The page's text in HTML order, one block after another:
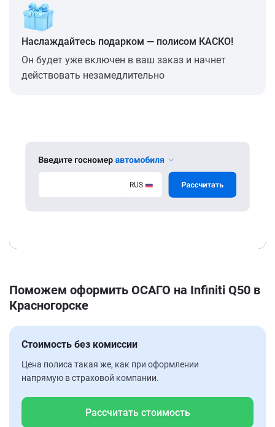
Наслаждайтесь подарком — полисом КАСКО!
Он будет уже включен в ваш заказ и начнет
действовать незамедлительно
Поможем оформить ОСАГО на Infiniti Q50 в
Красногорске
Стоимость без комиссии
Цена полиса такая же, как при оформлении
напрямую в страховой компании.
Рассчитать стоимость